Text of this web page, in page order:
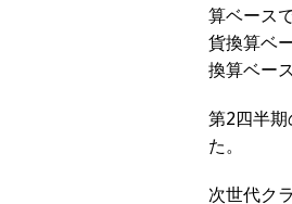
算ベース
貨換算ベ
換算ベー
第2四半
た。
次世代ク